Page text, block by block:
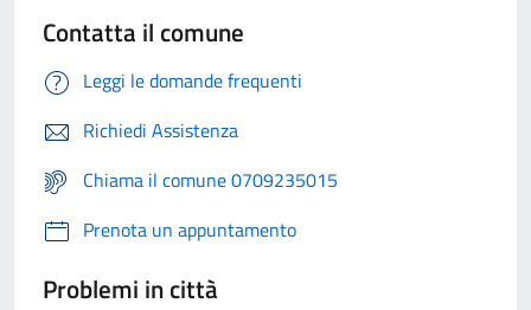
Contatta il comune
Leggi le domande frequenti
Richiedi Assistenza
Chiama il comune 0709235015
Prenota un appuntamento
Problemi in città